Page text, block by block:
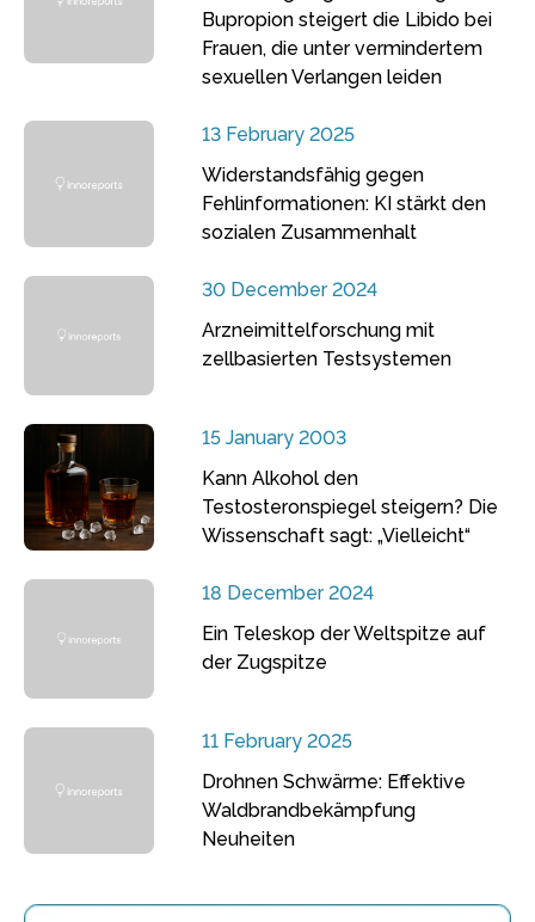
Bupropion steigert die Libido bei
Frauen, die unter vermindertem
sexuellen Verlangen leiden
13 February 2025
Widerstandsfähig gegen
Fehlinformationen: KI stärkt den
sozialen Zusammenhalt
30 December 2024
Arzneimittelforschung mit
zellbasierten Testsystemen
15 January 2003
Kann Alkohol den
Testosteronspiegel steigern? Die
Wissenschaft sagt: „Vielleicht“
18 December 2024
Ein Teleskop der Weltspitze auf
der Zugspitze
11 February 2025
Drohnen Schwärme: Effektive
Waldbrandbekämpfung
Neuheiten